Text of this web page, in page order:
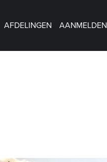
AFDELINGEN AANMELDEN